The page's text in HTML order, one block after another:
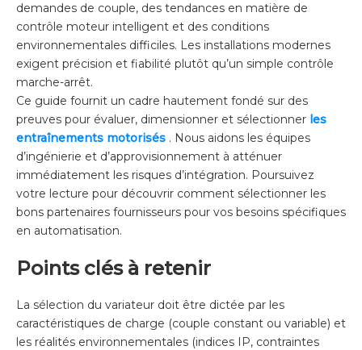
demandes de couple, des tendances en matière de
contrôle moteur intelligent et des conditions
environnementales difficiles. Les installations modernes
exigent précision et fiabilité plutôt qu’un simple contrôle
marche-arrêt.
Ce guide fournit un cadre hautement fondé sur des
preuves pour évaluer, dimensionner et sélectionner les
entraînements motorisés . Nous aidons les équipes
d’ingénierie et d’approvisionnement à atténuer
immédiatement les risques d’intégration. Poursuivez
votre lecture pour découvrir comment sélectionner les
bons partenaires fournisseurs pour vos besoins spécifiques
en automatisation.
Points clés à retenir
La sélection du variateur doit être dictée par les
caractéristiques de charge (couple constant ou variable) et
les réalités environnementales (indices IP, contraintes